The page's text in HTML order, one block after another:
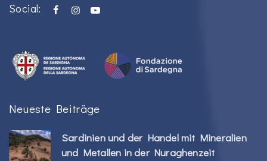
Social:
Neueste Beiträge
Sardinien und der Handel mit Mineralien
und Metallen in der Nuraghenzeit